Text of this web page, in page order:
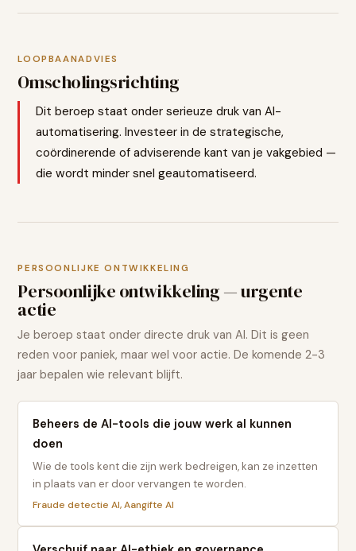
LOOPBAANADVIES
Omscholingsrichting
Dit beroep staat onder serieuze druk van AI-
automatisering. Investeer in de strategische,
coördinerende of adviserende kant van je vakgebied —
die wordt minder snel geautomatiseerd.
PERSOONLIJKE ONTWIKKELING
Persoonlijke ontwikkeling — urgente
actie
Je beroep staat onder directe druk van AI. Dit is geen
reden voor paniek, maar wel voor actie. De komende 2-3
jaar bepalen wie relevant blijft.
Beheers de AI-tools die jouw werk al kunnen
doen
Wie de tools kent die zijn werk bedreigen, kan ze inzetten
in plaats van er door vervangen te worden.
Fraude detectie AI, Aangifte AI